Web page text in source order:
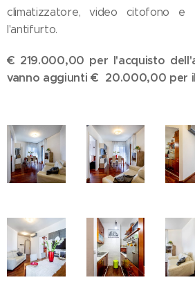
climatizzatore, video citofono e
l'antifurto.
€ 219.000,00 per l'acquisto
vanno aggiunti € 20.000,00 per